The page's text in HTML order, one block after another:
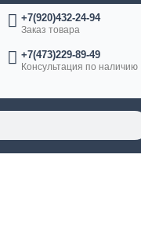
+7(920)432-24-94
Заказ товара
+7(473)229-89-49
Консультация по наличию